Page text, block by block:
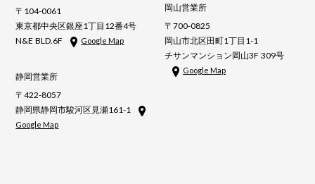
〒104-0061
東京都中央区銀座1丁目12番4号
N&E BLD.6F
Google Map
静岡営業所
〒422-8057
静岡県静岡市駿河区見瀬161-1
Google Map
岡山営業所
〒700-0825
岡山市北区田町1丁目1-1
チサンマンション岡山3F 309号
Google Map